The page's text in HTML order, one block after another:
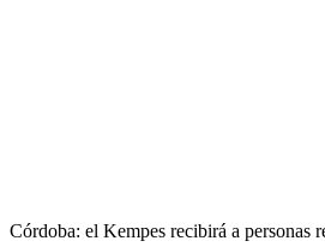
Córdoba: el Kempes recibirá a personas